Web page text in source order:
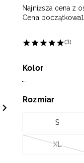
Najniższa cena z
Cena początkowa
(3)
Kolor
Rozmiar
S
XL